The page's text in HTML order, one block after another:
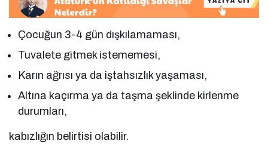
Çocuğun 3-4 gün dışkılamaması,
Tuvalete gitmek istememesi,
Karın ağrısı ya da iştahsızlık yaşaması,
Altına kaçırma ya da taşma şeklinde kirlenme
durumları,
kabızlığın belirtisi olabilir.